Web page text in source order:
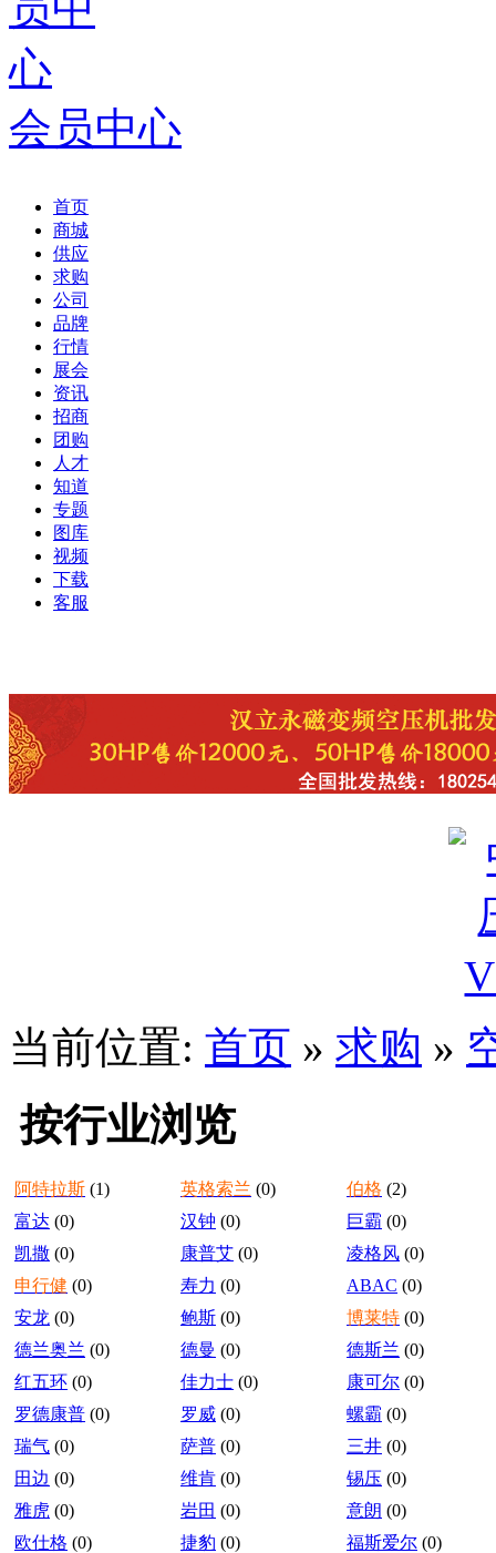
会员中心
首页
商城
供应
求购
公司
品牌
行情
展会
资讯
招商
团购
人才
知道
专题
图库
视频
下载
客服
当前位置: 首页 » 求购 »
按行业浏览
阿特拉斯 (1) 英格索兰 (0) 伯格 (2)
富达 (0) 汉钟 (0) 巨霸 (0)
凯撒 (0) 康普艾 (0) 凌格风 (0)
申行健 (0) 寿力 (0) ABAC (0)
安龙 (0) 鲍斯 (0) 博莱特 (0)
德兰奥兰 (0) 德曼 (0) 德斯兰 (0)
红五环 (0) 佳力士 (0) 康可尔 (0)
罗德康普 (0) 罗威 (0) 螺霸 (0)
瑞气 (0) 萨普 (0) 三井 (0)
田边 (0) 维肯 (0) 锡压 (0)
雅虎 (0) 岩田 (0) 意朗 (0)
欧仕格 (0) 捷豹 (0) 福斯爱尔 (0)